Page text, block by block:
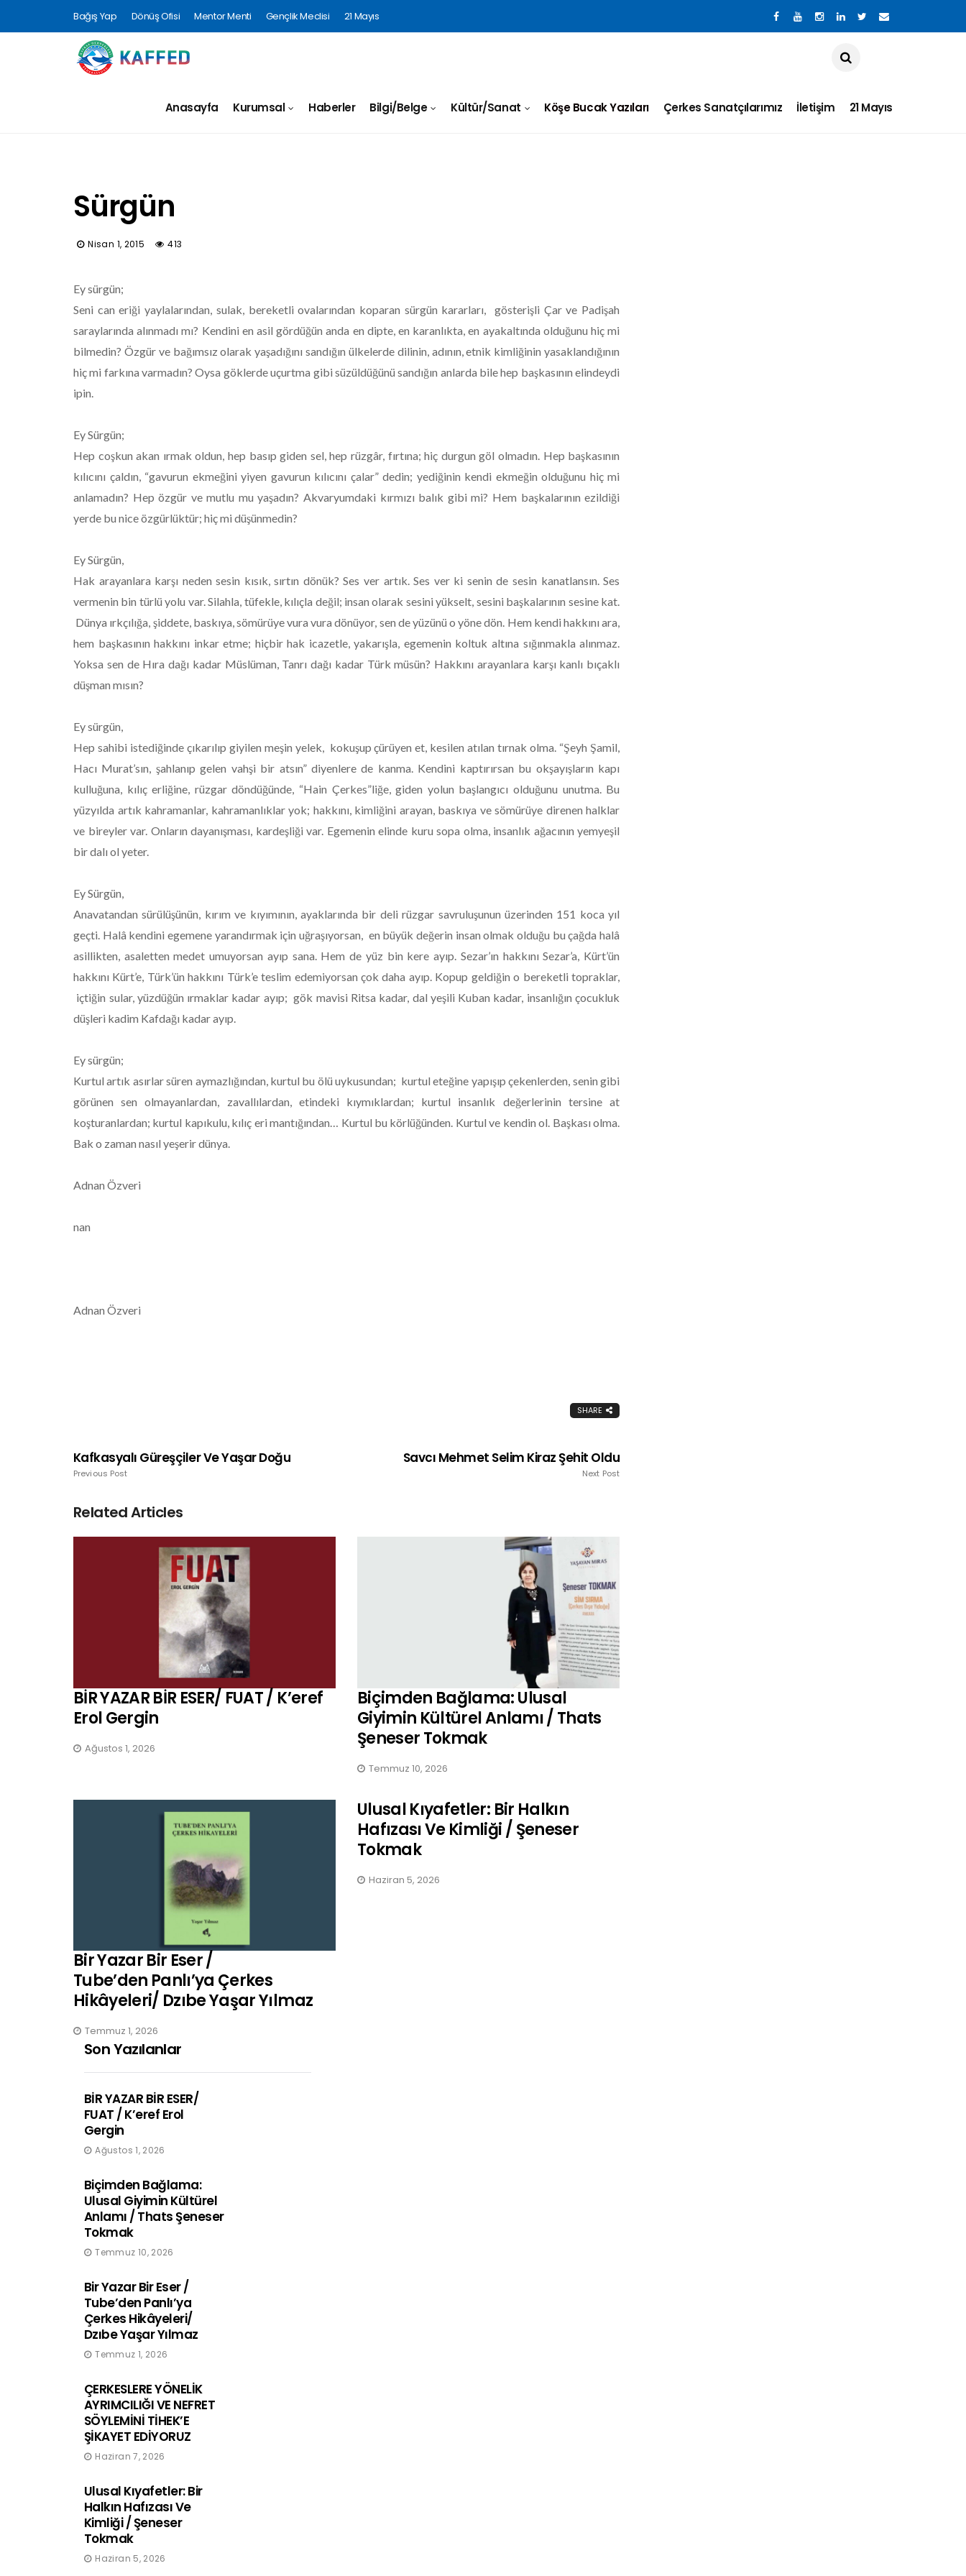
Bağış Yap Dönüş Ofisi Mentor Menti Gençlik Meclisi 21 Mayıs
Anasayfa Kurumsal Haberler Bilgi/Belge Kültür/Sanat Köşe Bucak Yazıları Çerkes Sanatçılarımız İletişim 21 Mayıs
Sürgün
Nisan 1, 2015 413
Ey sürgün;
Seni can eriği yaylalarından, sulak, bereketli ovalarından koparan sürgün kararları, gösterişli Çar ve Padişah
saraylarında alınmadı mı? Kendini en asil gördüğün anda en dipte, en karanlıkta, en ayakaltında olduğunu hiç mi
bilmedin? Özgür ve bağımsız olarak yaşadığını sandığın ülkelerde dilinin, adının, etnik kimliğinin yasaklandığının
hiç mi farkına varmadın? Oysa göklerde uçurtma gibi süzüldüğünü sandığın anlarda bile hep başkasının elindeydi
ipin.
Ey Sürgün;
Hep coşkun akan ırmak oldun, hep basıp giden sel, hep rüzgâr, fırtına; hiç durgun göl olmadın. Hep başkasının
kılıcını çaldın, “gavurun ekmeğini yiyen gavurun kılıcını çalar” dedin; yediğinin kendi ekmeğin olduğunu hiç mi
anlamadın? Hep özgür ve mutlu mu yaşadın? Akvaryumdaki kırmızı balık gibi mi? Hem başkalarının ezildiği
yerde bu nice özgürlüktür; hiç mi düşünmedin?
Ey Sürgün,
Hak arayanlara karşı neden sesin kısık, sırtın dönük? Ses ver artık. Ses ver ki senin de sesin kanatlansın. Ses
vermenin bin türlü yolu var. Silahla, tüfekle, kılıçla değil; insan olarak sesini yükselt, sesini başkalarının sesine kat.
Dünya ırkçılığa, şiddete, baskıya, sömürüye vura vura dönüyor, sen de yüzünü o yöne dön. Hem kendi hakkını ara,
hem başkasının hakkını inkar etme; hiçbir hak icazetle, yakarışla, egemenin koltuk altına sığınmakla alınmaz.
Yoksa sen de Hıra dağı kadar Müslüman, Tanrı dağı kadar Türk müsün? Hakkını arayanlara karşı kanlı bıçaklı
düşman mısın?
Ey sürgün,
Hep sahibi istediğinde çıkarılıp giyilen meşin yelek, kokuşup çürüyen et, kesilen atılan tırnak olma. “Şeyh Şamil,
Hacı Murat’sın, şahlanıp gelen vahşi bir atsın” diyenlere de kanma. Kendini kaptırırsan bu okşayışların kapı
kulluğuna, kılıç erliğine, rüzgar döndüğünde, “Hain Çerkes”liğe, giden yolun başlangıcı olduğunu unutma. Bu
yüzyılda artık kahramanlar, kahramanlıklar yok; hakkını, kimliğini arayan, baskıya ve sömürüye direnen halklar
ve bireyler var. Onların dayanışması, kardeşliği var. Egemenin elinde kuru sopa olma, insanlık ağacının yemyeşil
bir dalı ol yeter.
Ey Sürgün,
Anavatandan sürülüşünün, kırım ve kıyımının, ayaklarında bir deli rüzgar savruluşunun üzerinden 151 koca yıl
geçti. Halâ kendini egemene yarandırmak için uğraşıyorsan, en büyük değerin insan olmak olduğu bu çağda halâ
asillikten, asaletten medet umuyorsan ayıp sana. Hem de yüz bin kere ayıp. Sezar’ın hakkını Sezar’a, Kürt’ün
hakkını Kürt’e, Türk’ün hakkını Türk’e teslim edemiyorsan çok daha ayıp. Kopup geldiğin o bereketli topraklar,
içtiğin sular, yüzdüğün ırmaklar kadar ayıp; gök mavisi Ritsa kadar, dal yeşili Kuban kadar, insanlığın çocukluk
düşleri kadim Kafdağı kadar ayıp.
Ey sürgün;
Kurtul artık asırlar süren aymazlığından, kurtul bu ölü uykusundan; kurtul eteğine yapışıp çekenlerden, senin gibi
görünen sen olmayanlardan, zavallılardan, etindeki kıymıklardan; kurtul insanlık değerlerinin tersine at
koşturanlardan; kurtul kapıkulu, kılıç eri mantığından… Kurtul bu körlüğünden. Kurtul ve kendin ol. Başkası olma.
Bak o zaman nasıl yeşerir dünya.
Adnan Özveri
nan
Adnan Özveri
SHARE
Kafkasyalı Güreşçiler Ve Yaşar Doğu
Previous Post
Savcı Mehmet Selim Kiraz Şehit Oldu
Next Post
Related Articles
BİR YAZAR BİR ESER/ FUAT / K’eref
Erol Gergin
Ağustos 1, 2026
Biçimden Bağlama: Ulusal
Giyimin Kültürel Anlamı / Thats
Şeneser Tokmak
Temmuz 10, 2026
Bir Yazar Bir Eser /
Tube’den Panlı’ya Çerkes
Hikâyeleri/ Dzıbe Yaşar Yılmaz
Temmuz 1, 2026
Ulusal Kıyafetler: Bir Halkın
Hafızası Ve Kimliği / Şeneser
Tokmak
Haziran 5, 2026
Son Yazılanlar
BİR YAZAR BİR ESER/
FUAT / K’eref Erol
Gergin
Ağustos 1, 2026
Biçimden Bağlama:
Ulusal Giyimin Kültürel
Anlamı / Thats Şeneser
Tokmak
Temmuz 10, 2026
Bir Yazar Bir Eser /
Tube’den Panlı’ya
Çerkes Hikâyeleri/
Dzıbe Yaşar Yılmaz
Temmuz 1, 2026
ÇERKESLERE YÖNELİK
AYRIMCILIĞI VE NEFRET
SÖYLEMİNİ TİHEK’E
ŞİKAYET EDİYORUZ
Haziran 7, 2026
Ulusal Kıyafetler: Bir
Halkın Hafızası Ve
Kimliği / Şeneser
Tokmak
Haziran 5, 2026